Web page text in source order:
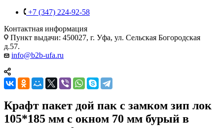
+7 (347) 224-92-58
Контактная информация
Пункт выдачи: 450027, г. Уфа, ул. Сельская Богородская
д.57.
info@b2b-ufa.ru
Крафт пакет дой пак с замком зип лок
105*185 мм с окном 70 мм бурый в